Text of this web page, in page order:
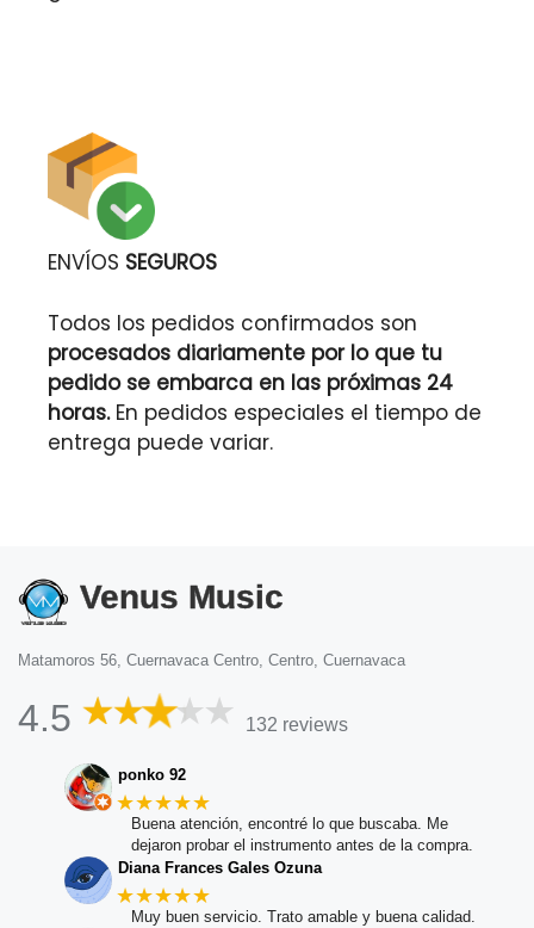
ENVÍOS SEGUROS
Todos los pedidos confirmados son
procesados diariamente por lo que tu
pedido se embarca en las próximas 24
horas.En pedidos especiales el tiempo de
entrega puede variar.
Venus Music
Matamoros 56, Cuernavaca Centro, Centro, Cuernavaca
4.5 132 reviews
ponko 92
★★★★★
Buena atención, encontré lo que buscaba. Me
dejaron probar el instrumento antes de la compra.
Diana Frances Gales Ozuna
★★★★★
Muy buen servicio. Trato amable y buena calidad.